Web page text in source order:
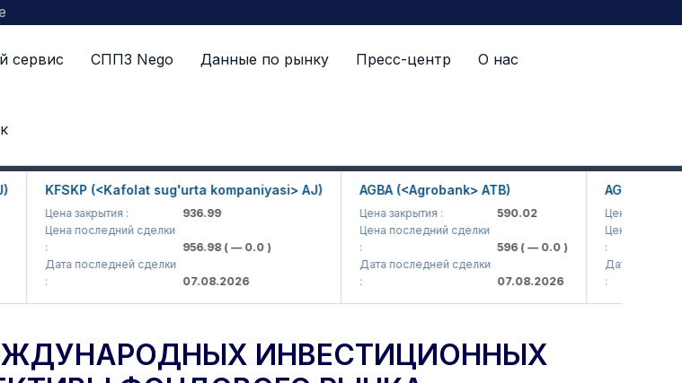
сервис СППЗ Nego Данные по рынку Пресс-центр О нас
KFSKP (<Kafolat sug'urta kompaniyasi> AJ)
Цена закрытия :
936.99
Цена последний сделки
956.98( — 0.0 )
Дата последней сделки
07.08.2026
AGBA (<Agrobank> ATB)
Цена закрытия :
590.02
Цена последний сделки
( — 0.0 )
Дата последней сделки
07.08.2026
AGBAP
Цена закрытия :
Цена последний
Дата последней
ИНВЕСТИЦИОННЫХ